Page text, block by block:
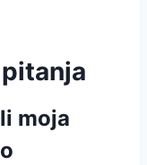
moja